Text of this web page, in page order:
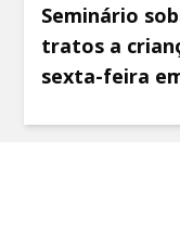
Seminário
tratos a
sexta-feira